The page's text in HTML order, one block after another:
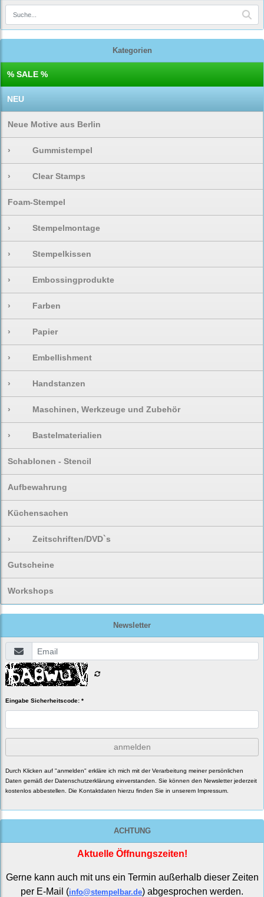
Kategorien
% SALE %
NEU
Neue Motive aus Berlin
› Gummistempel
› Clear Stamps
Foam-Stempel
› Stempelmontage
› Stempelkissen
› Embossingprodukte
› Farben
› Papier
› Embellishment
› Handstanzen
› Maschinen, Werkzeuge und Zubehör
› Bastelmaterialien
Schablonen - Stencil
Aufbewahrung
Küchensachen
› Zeitschriften/DVD`s
Gutscheine
Workshops
Newsletter
Eingabe Sicherheitscode: *
anmelden
Durch Klicken auf "anmelden" erkläre ich mich mit der Verarbeitung meiner persönlichen
Daten gemäß der Datenschutzerklärung einverstanden. Sie können den Newsletter jederzeit
kostenlos abbestellen. Die Kontaktdaten hierzu finden Sie in unserem Impressum.
ACHTUNG
Aktuelle Öffnungszeiten!
Gerne kann auch mit uns ein Termin außerhalb dieser Zeiten
per E-Mail (info@stempelbar.de) abgesprochen werden.